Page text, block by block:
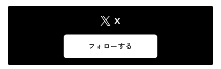
X
フォローする